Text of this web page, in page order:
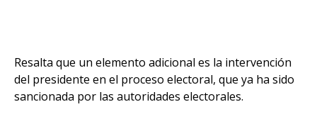
Resalta que un elemento adicional es la intervención
del presidente en el proceso electoral, que ya ha sido
sancionada por las autoridades electorales.